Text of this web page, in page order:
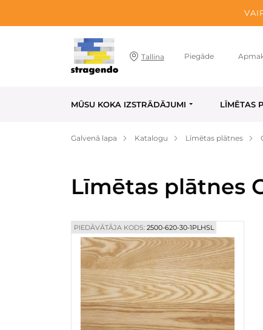
Tallina Piegāde
MŪSU KOKA IZSTRĀDĀJUMI LĪMĒTAS
Galvenā lapa Katalogu Līmētas plātnes
Līmētas plātnes
PIEDĀVĀTĀJA KODS: 2500-620-30-1PLHSL